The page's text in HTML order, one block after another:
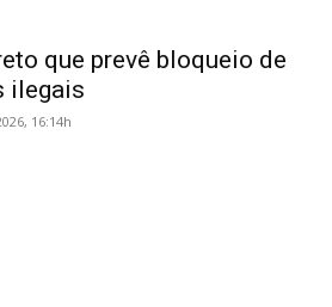
que prevê bloqueio de
ilegais
16:14h